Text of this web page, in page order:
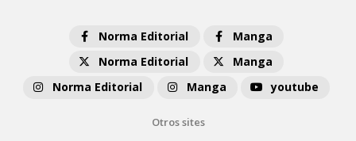
Norma Editorial
Manga
Norma Editorial
Manga
Norma Editorial
Manga youtube
Otros sites